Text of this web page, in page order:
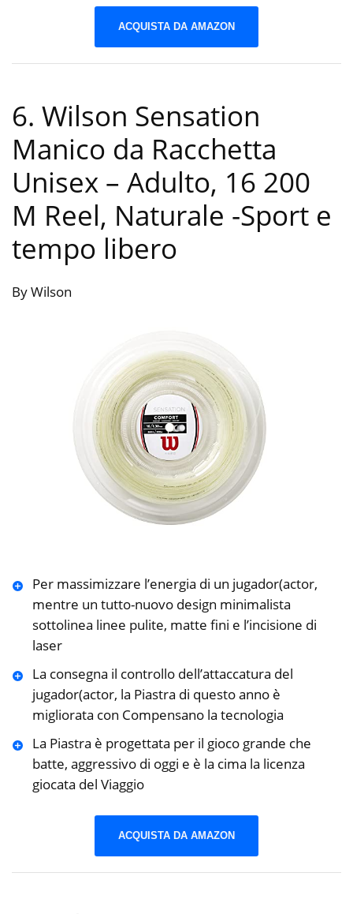
ACQUISTA DA AMAZON
6. Wilson Sensation
Manico da Racchetta
Unisex – Adulto, 16 200
M Reel, Naturale -Sport e
tempo libero
By Wilson
Per massimizzare l’energia di un jugador(actor,
mentre un tutto-nuovo design minimalista
sottolinea linee pulite, matte fini e l’incisione di
laser
La consegna il controllo dell’attaccatura del
jugador(actor, la Piastra di questo anno è
migliorata con Compensano la tecnologia
La Piastra è progettata per il gioco grande che
batte, aggressivo di oggi e è la cima la licenza
giocata del Viaggio
ACQUISTA DA AMAZON